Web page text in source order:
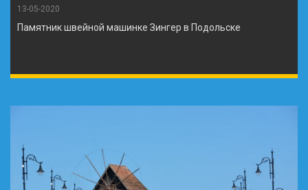
13-05-2020
Памятник швейной машинке Зингер в Подольске